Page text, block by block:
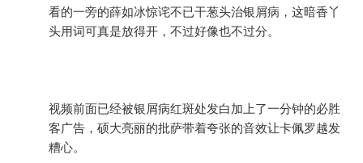
看的一旁的薛如冰惊诧不已干葱头治银屑病，这暗香丫
头用词可真是放得开，不过好像也不过分。
视频前面已经被银屑病红斑处发白加上了一分钟的必胜
客广告，硕大亮丽的批萨带着夸张的音效让卡佩罗越发
糟心。